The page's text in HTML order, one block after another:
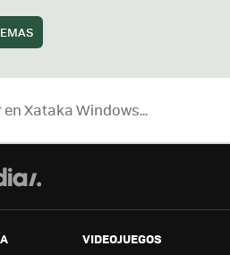
VIDEOJUEGOS